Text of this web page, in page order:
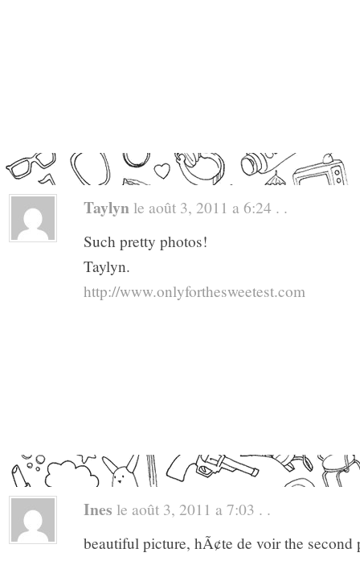
Taylyn le août 3, 2011 a 6:24 . .
Such pretty photos!
Taylyn.
http://www.onlyforthesweetest.com
Ines le août 3, 2011 a 7:03 . .
beautiful picture, hÃ¢te de voir the second